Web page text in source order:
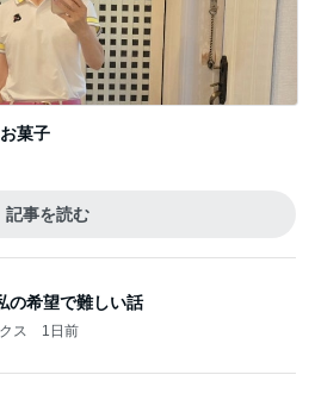
菓子
記事を読む
の希望で難しい話
ス 1日前